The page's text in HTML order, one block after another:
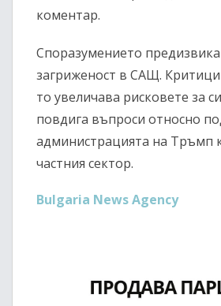
коментар.
Споразумението
загриженост в САЩ.
то увеличава рисковете за
повдига въпроси относно
администрацията на Тръмп
частния сектор.
Bulgaria News Agency